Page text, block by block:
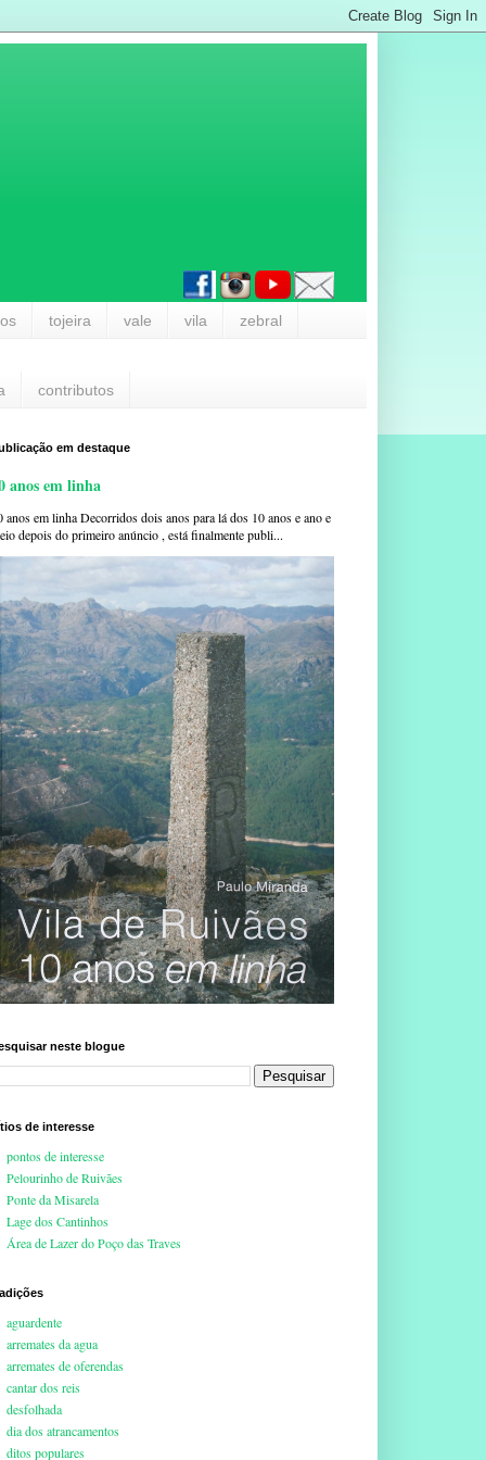
tojeira vale vila zebral
contributos
em destaque
anos em linha
anos em linha Decorridos dois anos para lá dos 10 anos e ano e
depois do primeiro anúncio , está finalmente publi...
neste blogue
de interesse
pontos de interesse
Pelourinho de Ruivães
Ponte da Misarela
Lage dos Cantinhos
Área de Lazer do Poço das Traves
aguardente
arremates da agua
arremates de oferendas
cantar dos reis
desfolhada
dia dos atrancamentos
ditos populares